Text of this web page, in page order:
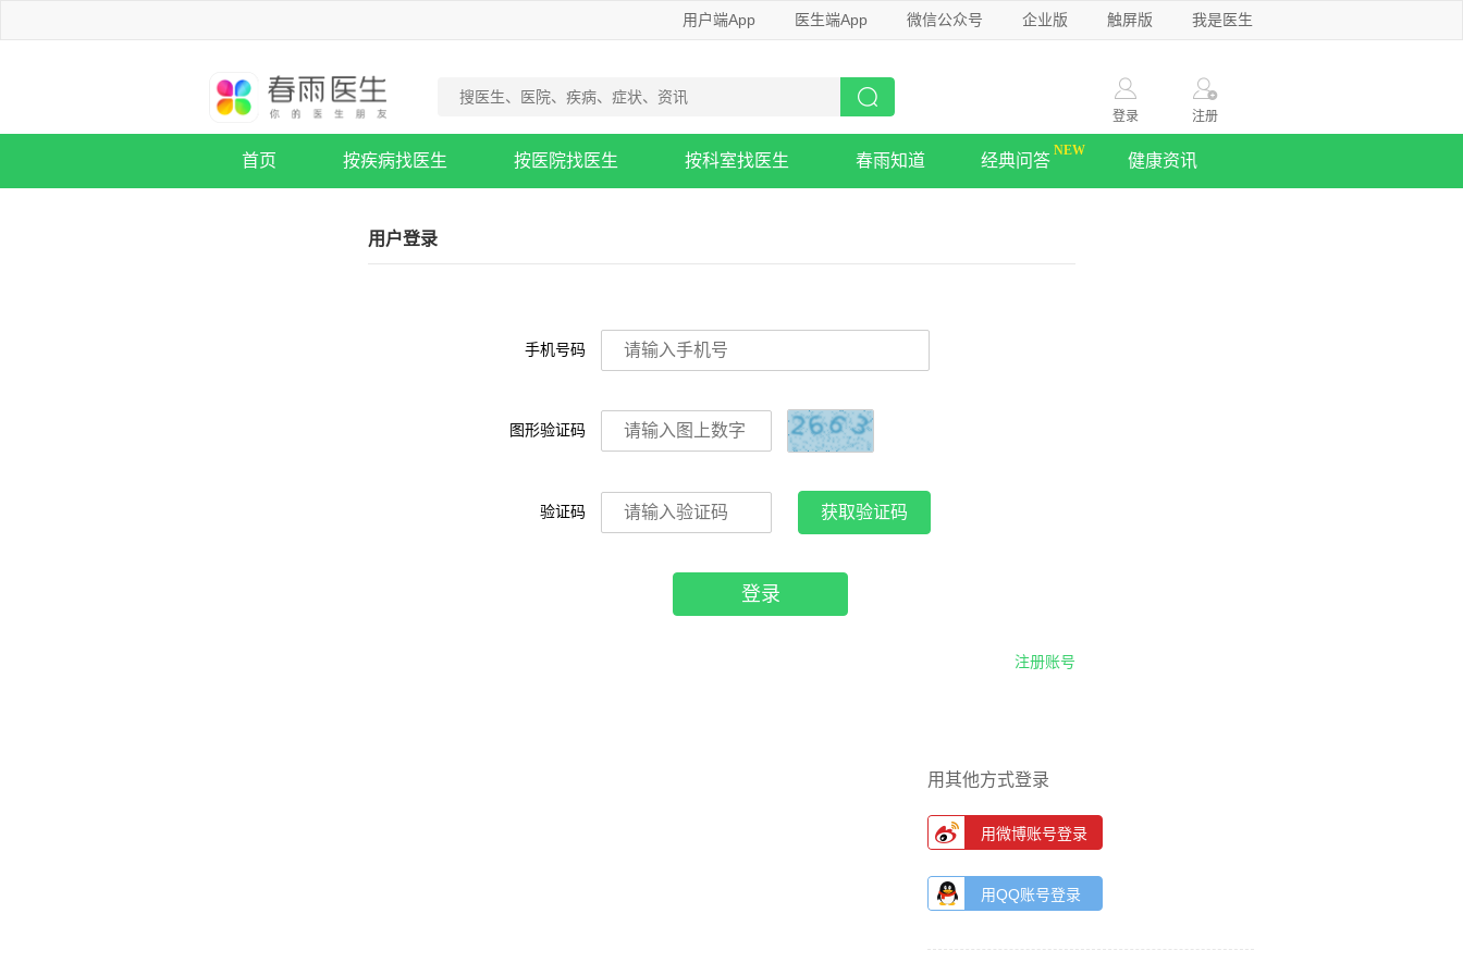
用户端App 医生端App 微信公众号 企业版 触屏版 我是医生
登录 注册
首页 按疾病找医生 按医院找医生 按科室找医生 春雨知道 经典问答 健康资讯
用户登录
手机号码
图形验证码
验证码 获取验证码
登录
注册账号
用其他方式登录
用微博账号登录
用QQ账号登录